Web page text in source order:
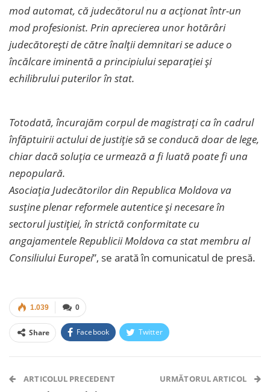
mod automat, că judecătorul nu a acționat într-un
mod profesionist. Prin aprecierea unor hotărâri
judecătorești de către înalții demnitari se aduce o
încălcare iminentă a principiului separației și
echilibrului puterilor în stat.
Totodată, încurajăm corpul de magistrați ca în cadrul
înfăptuirii actului de justiție să se conducă doar de lege,
chiar dacă soluția ce urmează a fi luată poate fi una
nepopulară.
Asociația Judecătorilor din Republica Moldova va
susține plenar reformele autentice și necesare în
sectorul justiției, în strictă conformitate cu
angajamentele Republicii Moldova ca stat membru al
Consiliului Europei”, se arată în comunicatul de presă.
0
1.039
Share Facebook Twitter
Telegram WhatsApp Viber
ARTICOLUL PRECEDENT URMĂTORUL ARTICOL